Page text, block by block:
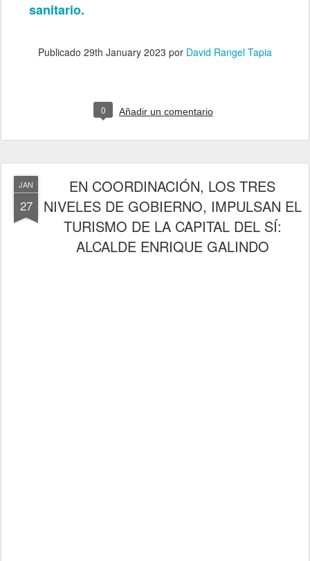
sanitario.
Publicado 29th January 2023 por David Rangel Tapia
0 Añadir un comentario
JAN
27
EN COORDINACIÓN, LOS TRES
NIVELES DE GOBIERNO, IMPULSAN EL
TURISMO DE LA CAPITAL DEL SÍ:
ALCALDE ENRIQUE GALINDO